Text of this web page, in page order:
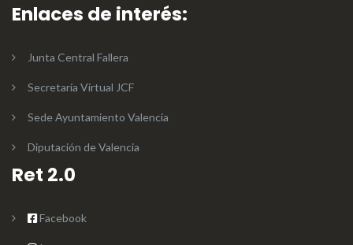
Enlaces de interés:
Junta Central Fallera
Secretaría Virtual JCF
Sede Ayuntamiento Valencia
Diputación de Valencia
Ret 2.0
Facebook